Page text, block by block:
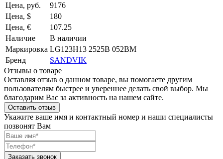
Цена, руб.
9176
Цена, $
180
Цена, €
107.25
Наличие
В наличии
Маркировка LG123H13 2525B 052BM
Бренд
SANDVIK
Отзывы о товаре
Оставляя отзыв о данном товаре, вы помогаете другим
пользователям быстрее и увереннее делать свой выбор. Мы
благодарим Вас за активность на нашем сайте.
Оставить отзыв
Укажите ваше имя и контактный номер и наши специалисты
позвонят Вам
Заказать звонок